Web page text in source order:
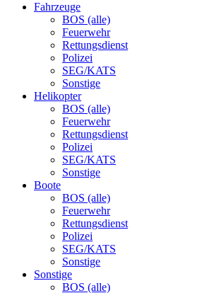
Fahrzeuge
BOS (alle)
Feuerwehr
Rettungsdienst
Polizei
SEG/KATS
Sonstige
Helikopter
BOS (alle)
Feuerwehr
Rettungsdienst
Polizei
SEG/KATS
Sonstige
Boote
BOS (alle)
Feuerwehr
Rettungsdienst
Polizei
SEG/KATS
Sonstige
Sonstige
BOS (alle)